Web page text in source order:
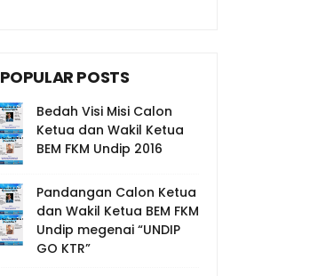
POPULAR POSTS
Bedah Visi Misi Calon
Ketua dan Wakil Ketua
BEM FKM Undip 2016
Pandangan Calon Ketua
dan Wakil Ketua BEM FKM
Undip megenai “UNDIP
GO KTR”